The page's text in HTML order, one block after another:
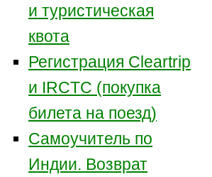
и туристическая
квота
Регистрация Сleartrip
и IRCTC (покупка
билета на поезд)
Самоучитель по
Индии. Возврат